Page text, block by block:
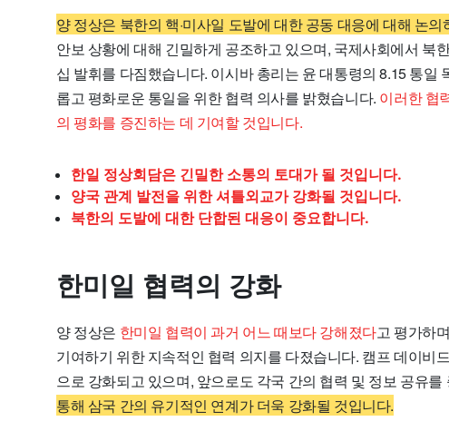
양 정상은 북한의 핵·미사일 도발에 대한 공동 대응에 대해 논의
안보 상황에 대해 긴밀하게 공조하고 있으며, 국제사회에서 북
십 발휘를 다짐했습니다. 이시바 총리는 윤 대통령의 8.15 통일
롭고 평화로운 통일을 위한 협력 의사를 밝혔습니다. 이러한 협
의 평화를 증진하는 데 기여할 것입니다.
한일 정상회담은 긴밀한 소통의 토대가 될 것입니다.
양국 관계 발전을 위한 셔틀외교가 강화될 것입니다.
북한의 도발에 대한 단합된 대응이 중요합니다.
한미일 협력의 강화
양 정상은 한미일 협력이 과거 어느 때보다 강해졌다고 평가하
기여하기 위한 지속적인 협력 의지를 다졌습니다. 캠프 데이비
으로 강화되고 있으며, 앞으로도 각국 간의 협력 및 정보 공유
통해 삼국 간의 유기적인 연계가 더욱 강화될 것입니다.